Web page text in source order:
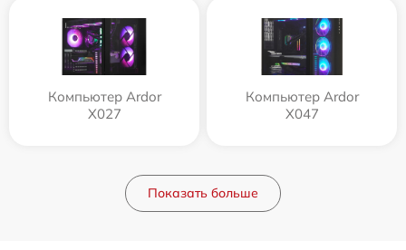
Компьютер Ardor
X027
Компьютер Ardor
X047
Показать больше